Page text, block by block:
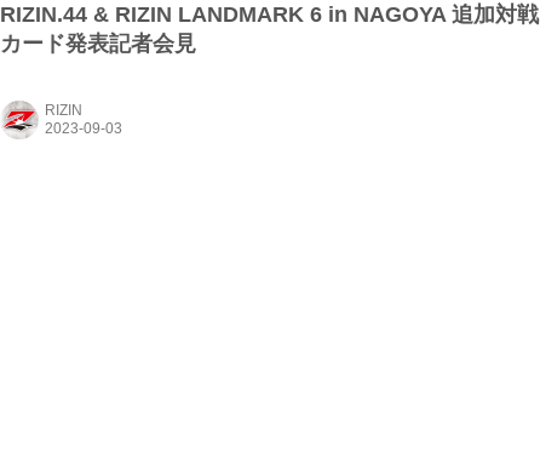
RIZIN.44 & RIZIN LANDMARK 6 in NAGOYA 追加対戦
カード発表記者会見
RIZIN